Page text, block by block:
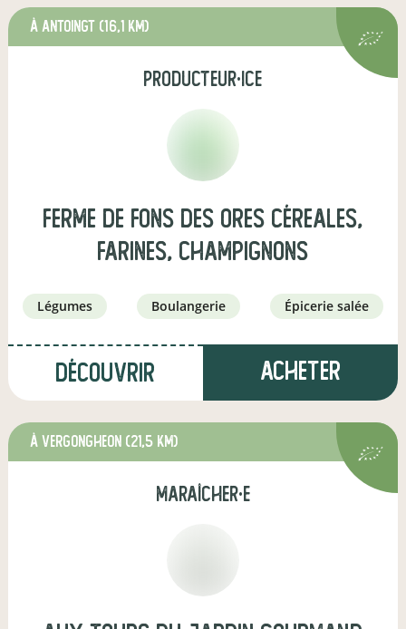
à Antoingt (16,1 km)
producteur·ice
Ferme de Fons Des Ores Céreales,
Farines, Champignons
légumes boulangerie épicerie salée
Découvrir Acheter
à Vergongheon (21,5 km)
maraîcher·e